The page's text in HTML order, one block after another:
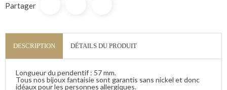
Partager
DESCRIPTION DÉTAILS DU PRODUIT
Longueur du pendentif : 57 mm.
Tous nos bijoux fantaisie sont garantis sans nickel et donc
idéaux pour les personnes allergiques.